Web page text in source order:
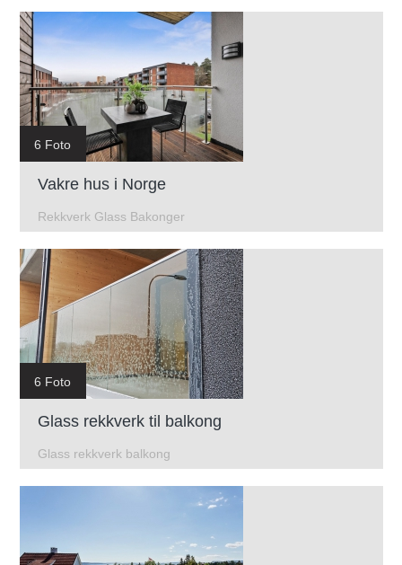
6 Foto
Vakre hus i Norge
Rekkverk Glass Bakonger
6 Foto
Glass rekkverk til balkong
Glass rekkverk balkong